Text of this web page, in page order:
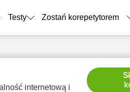
Testy Zostań korepetytorem
internetową i